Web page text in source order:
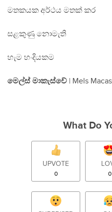
මතකයක අර්ථය මතක් කර
සළකුණු නොමැති
හැම හංදියකම
මෙල්ස් මාකැස්චේ | Mels
What Do
UPVOTE
0 0